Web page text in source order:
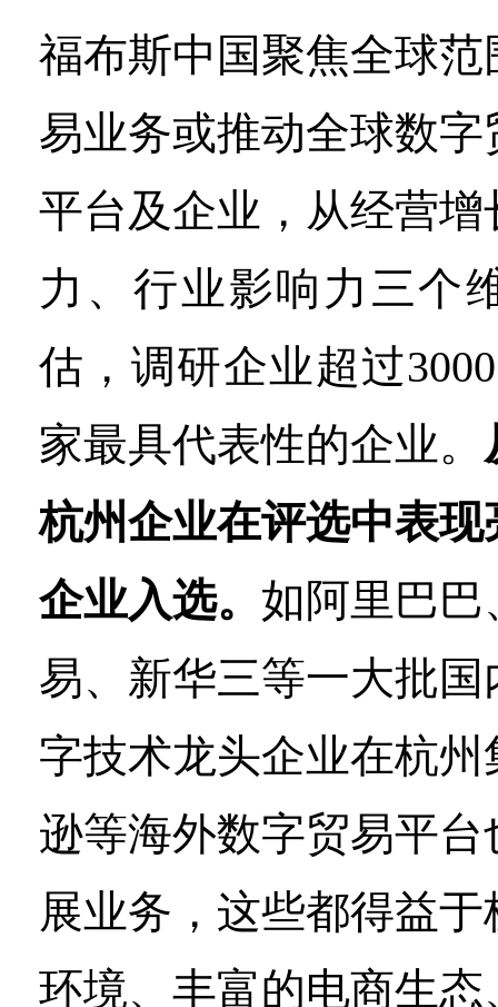
福布斯中国聚焦全球
易业务或推动全球数
平台及企业，从经营
力、行业影响力三个
估，调研企业超过
家最具代表性的企业。
杭州企业在评选中表现
企业入选。 如阿里巴
易、新华三等一大批
字技术龙头企业在杭
逊等海外数字贸易平
展业务，这些都得益
环境、丰富的电商生